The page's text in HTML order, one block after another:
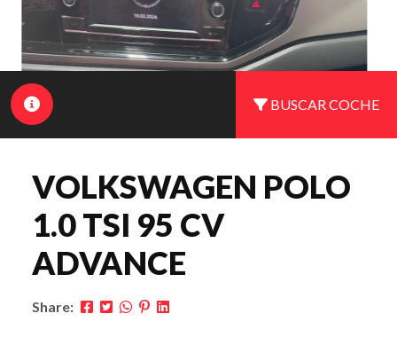
BUSCAR COCHE
VOLKSWAGEN POLO
1.0 TSI 95 CV
ADVANCE
Share: